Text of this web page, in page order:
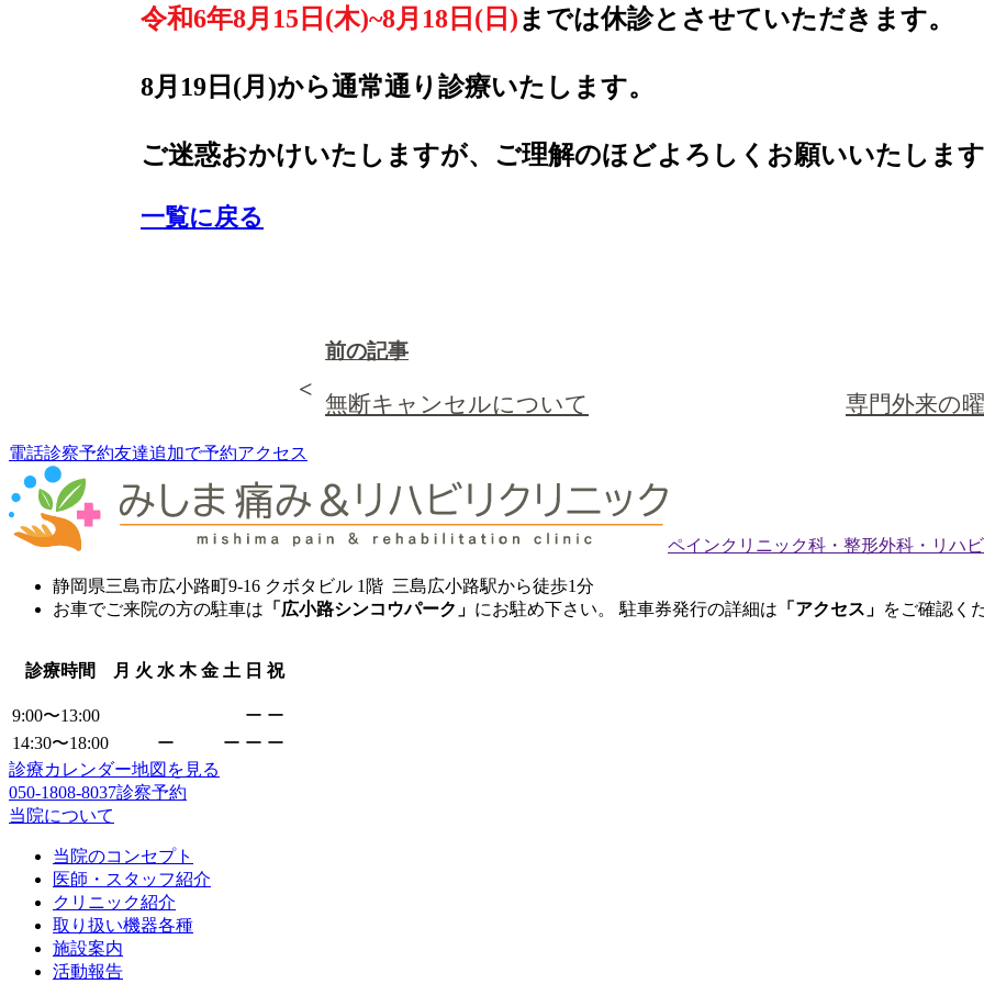
令和6年8月15日(木)~8月18日(日)までは休診とさせていただきます。
8月19日(月)から通常通り診療いたします。
ご迷惑おかけいたしますが、ご理解のほどよろしくお願いいたします
一覧に戻る
前の記事
無断キャンセルについて 専門外来の
電話診察予約友達追加で予約アクセス
ペインクリニック科・整形外科・リハ
静岡県三島市広小路町9-16 クボタビル 1階 三島広小路駅から徒歩1分
お車でご来院の方の駐車は 「広小路シンコウパーク」 にお駐め下さい。 駐車券発行の詳細は 「アクセス」 をご確認く
診療時間 月 火 水 木 金 土 日 祝
9:00〜13:00 ー ー
14:30〜18:00
ー ー ー ー
診療カレンダー地図を見る
050-1808-8037診察予約
当院について
当院のコンセプト
医師・スタッフ紹介
クリニック紹介
取り扱い機器各種
施設案内
活動報告